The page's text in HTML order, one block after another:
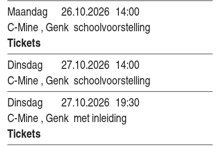
Maandag
26.10.2026 14:00
C-Mine , Genk schoolvoorstelling
Tickets
Dinsdag
27.10.2026 14:00
C-Mine , Genk schoolvoorstelling
Dinsdag
27.10.2026 19:30
C-Mine , Genk met inleiding
Tickets